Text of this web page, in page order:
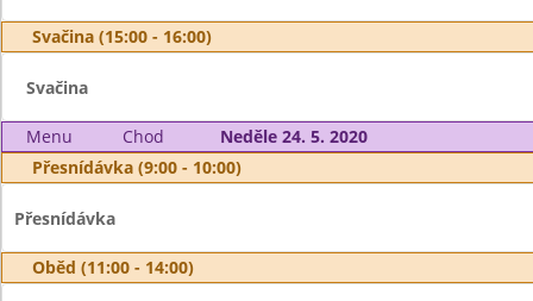
Svačina (15:00 - 16:00)
Svačina
Menu Chod
Neděle 24. 5. 2020
Přesnídávka (9:00 - 10:00)
Přesnídávka
Oběd (11:00 - 14:00)